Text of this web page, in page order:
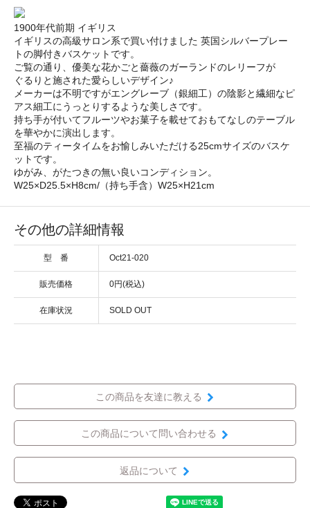
1900年代前期 イギリス
イギリスの高級サロン系で買い付けました 英国シルバープレー
トの脚付きバスケットです。
ご覧の通り、優美な花かごと薔薇のガーランドのレリーフが
ぐるりと施された愛らしいデザイン♪
メーカーは不明ですがエングレーブ（銀細工）の陰影と繊細なピ
アス細工にうっとりするような美しさです。
持ち手が付いてフルーツやお菓子を載せておもてなしのテーブル
を華やかに演出します。
至福のティータイムをお愉しみいただける25cmサイズのバスケ
ットです。
ゆがみ、がたつきの無い良いコンディション。
W25×D25.5×H8cm/（持ち手含）W25×H21cm
その他の詳細情報
型 番 Oct21-020
販売価格 0円(税込)
在庫状況 SOLD OUT
この商品を友達に教える
この商品について問い合わせる
返品について